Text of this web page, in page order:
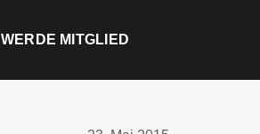
WERDE MITGLIED